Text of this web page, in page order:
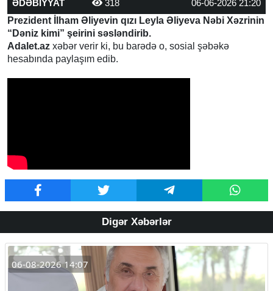
ƏDƏBİYYAT 318
06-06-2026 21:20
Prezident İlham Əliyevin qızı Leyla Əliyeva Nəbi Xəzrinin
“Dəniz kimi” şeirini səsləndirib.
Adalet.az xəbər verir ki, bu barədə o, sosial şəbəkə
hesabında paylaşım edib.
Digər Xəbərlər
06-08-2026 14:07